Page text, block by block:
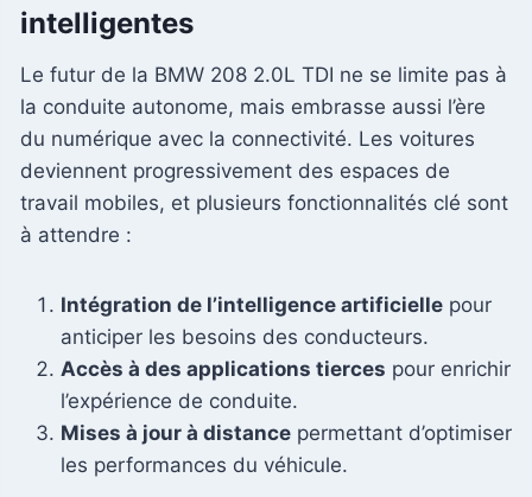
intelligentes
Le futur de la BMW 208 2.0L TDI ne se limite pas à
la conduite autonome, mais embrasse aussi l’ère
du numérique avec la connectivité. Les voitures
deviennent progressivement des espaces de
travail mobiles, et plusieurs fonctionnalités clé sont
à attendre :
Intégration de l’intelligence artificielle pour
anticiper les besoins des conducteurs.
Accès à des applications tierces pour enrichir
l’expérience de conduite.
Mises à jour à distance permettant d’optimiser
les performances du véhicule.